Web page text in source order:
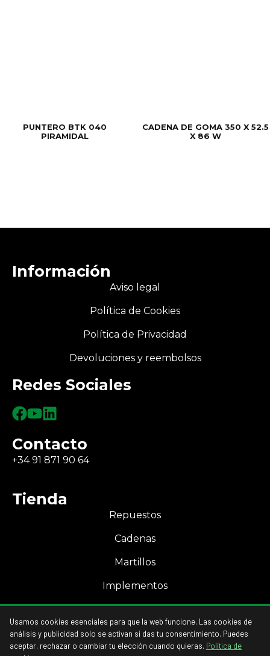
PUNTERO BTK 040
PIRAMIDAL
CADENA DE GOMA 350 X 52.5
X 86 W
Información
Aviso legal
Política de Cookies
Política de Privacidad
Devoluciones y reembolsos
Redes Sociales
Contacto
+34 91 871 90 64
Tienda
Repuestos
Cadenas
Martillos
Implementos
Acceso a mi cuenta
Usamos cookies esenciales para que la web funcione. Las cookies de
análisis y publicidad solo se activan si das tu consentimiento. Puedes
aceptar, rechazar o cambiar tu elección cuando quieras. Política de